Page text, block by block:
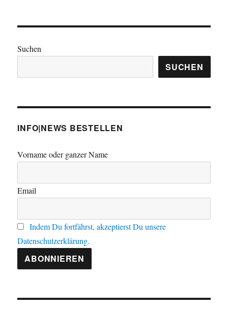
Beiträge
E
Suchen
SUCHEN
INFO|NEWS BESTELLEN
Vorname oder ganzer Name
Email
Indem Du fortfährst, akzeptierst Du unsere
Datenschutzerklärung.